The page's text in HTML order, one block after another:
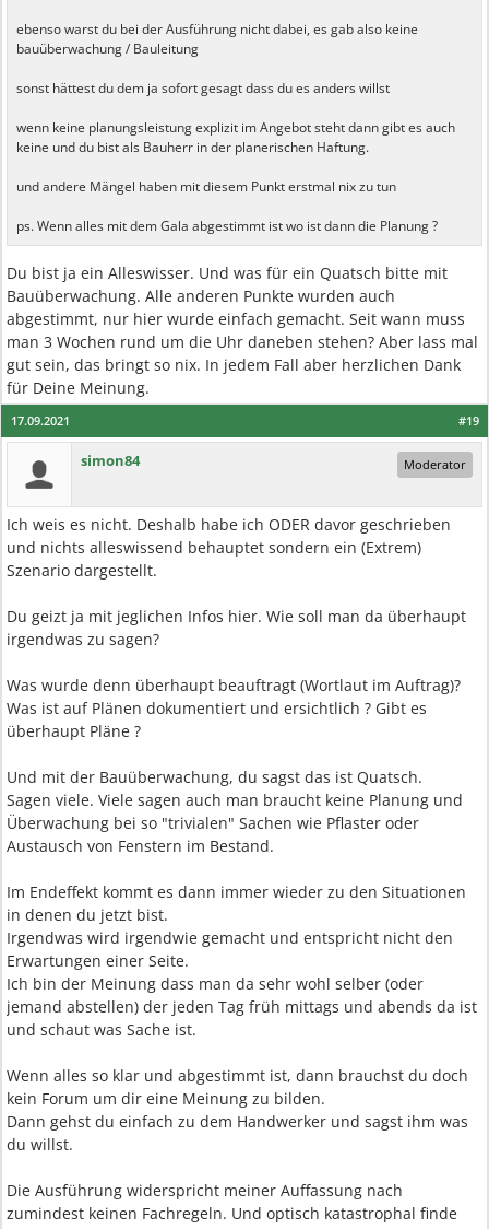
ebenso warst du bei der Ausführung nicht dabei, es gab also keine
bauüberwachung / Bauleitung
sonst hättest du dem ja sofort gesagt dass du es anders willst
wenn keine planungsleistung explizit im Angebot steht dann gibt es auch
keine und du bist als Bauherr in der planerischen Haftung.
und andere Mängel haben mit diesem Punkt erstmal nix zu tun
ps. Wenn alles mit dem Gala abgestimmt ist wo ist dann die Planung ?
Du bist ja ein Alleswisser. Und was für ein Quatsch bitte mit
Bauüberwachung. Alle anderen Punkte wurden auch
abgestimmt, nur hier wurde einfach gemacht. Seit wann muss
man 3 Wochen rund um die Uhr daneben stehen? Aber lass mal
gut sein, das bringt so nix. In jedem Fall aber herzlichen Dank
für Deine Meinung.
#19
17.09.2021
simon84 Moderator
Ich weis es nicht. Deshalb habe ich ODER davor geschrieben
und nichts alleswissend behauptet sondern ein (Extrem)
Szenario dargestellt.
Du geizt ja mit jeglichen Infos hier. Wie soll man da überhaupt
irgendwas zu sagen?
Was wurde denn überhaupt beauftragt (Wortlaut im Auftrag)?
Was ist auf Plänen dokumentiert und ersichtlich ? Gibt es
überhaupt Pläne ?
Und mit der Bauüberwachung, du sagst das ist Quatsch.
Sagen viele. Viele sagen auch man braucht keine Planung und
Überwachung bei so "trivialen" Sachen wie Pflaster oder
Austausch von Fenstern im Bestand.
Im Endeffekt kommt es dann immer wieder zu den Situationen
in denen du jetzt bist.
Irgendwas wird irgendwie gemacht und entspricht nicht den
Erwartungen einer Seite.
Ich bin der Meinung dass man da sehr wohl selber (oder
jemand abstellen) der jeden Tag früh mittags und abends da ist
und schaut was Sache ist.
Wenn alles so klar und abgestimmt ist, dann brauchst du doch
kein Forum um dir eine Meinung zu bilden.
Dann gehst du einfach zu dem Handwerker und sagst ihm was
du willst.
Die Ausführung widerspricht meiner Auffassung nach
zumindest keinen Fachregeln. Und optisch katastrophal finde